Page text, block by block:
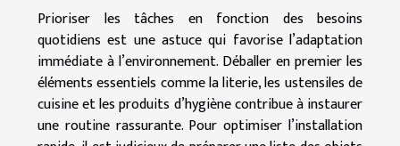
Prioriser les tâches en fonction des besoins
quotidiens est une astuce qui favorise l’adaptation
immédiate à l’environnement. Déballer en premier les
éléments essentiels comme la literie, les ustensiles de
cuisine et les produits d’hygiène contribue à instaurer
une routine rassurante. Pour optimiser l’installation